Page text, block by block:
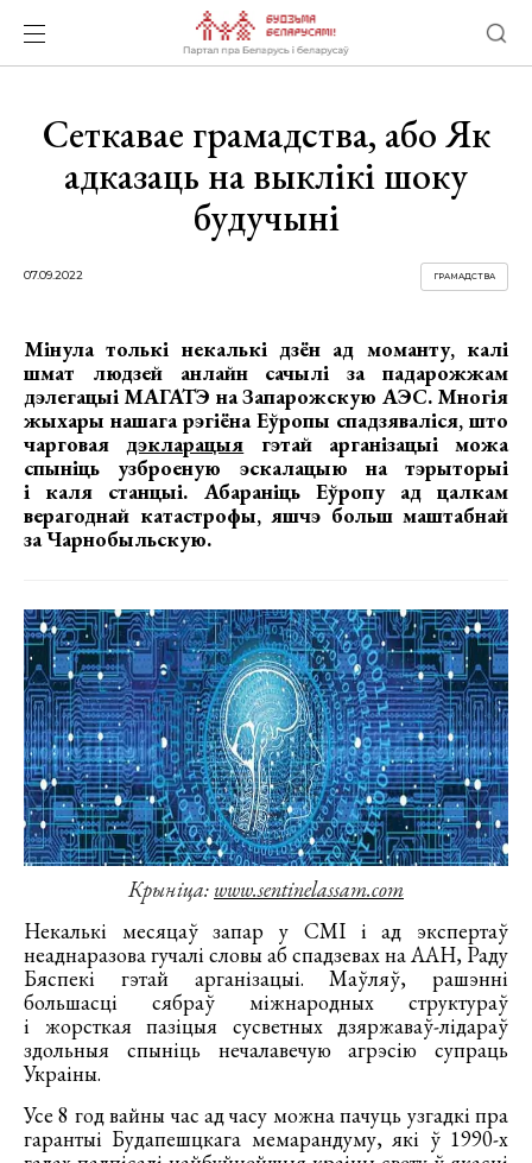
Сеткавае грамадства, або Як
адказаць на выклікі шоку
будучыні
07.09.2022 ГРАМАДСТВА
Мінула толькі некалькі дзён ад моманту, калі
шмат людзей анлайн сачылі за падарожжам
дэлегацыі МАГАТЭ на Запарожскую АЭС. Многія
жыхары нашага рэгіёна Еўропы спадзяваліся, што
чарговаядэкларацыя гэтай арганізацыі можа
спыніць узброеную эскалацыю на тэрыторыі
і каля станцыі. Абараніць Еўропу ад цалкам
верагоднай катастрофы, яшчэ больш маштабнай
за Чарнобыльскую.
Крыніца: www.sentinelassam.com
Некалькі месяцаў запар у СМІ і ад экспертаў
неаднаразова гучалі словы аб спадзевах на ААН, Раду
Бяспекі гэтай арганізацыі. Маўляў, рашэнні
большасці сябраў міжнародных структураў
і жорсткая пазіцыя сусветных дзяржаваў-лідараў
здольныя спыніць нечалавечую агрэсію супраць
Украіны.
Усе 8 год вайны час ад часу можна пачуць узгадкі пра
гарантыі Будапешцкага мемарандуму, які ў 1990-х